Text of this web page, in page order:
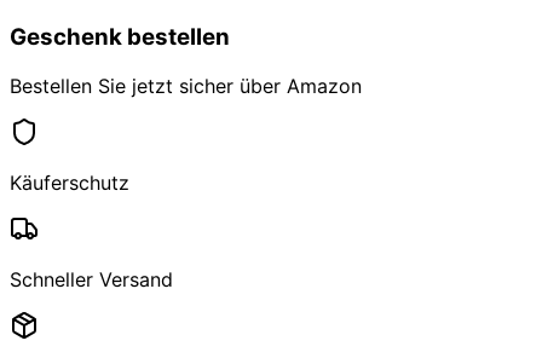
Geschenk bestellen
Bestellen Sie jetzt sicher über Amazon
Käuferschutz
Schneller Versand